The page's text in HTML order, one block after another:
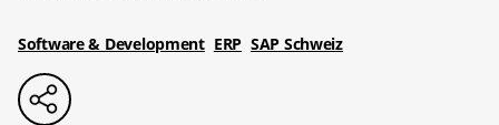
Software & Development ERP SAP Schweiz